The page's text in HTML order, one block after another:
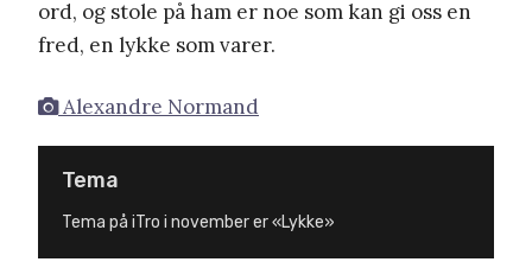
ord, og stole på ham er noe som kan gi oss en
fred, en lykke som varer.
Alexandre Normand
Tema
Tema på iTro i november er «Lykke»